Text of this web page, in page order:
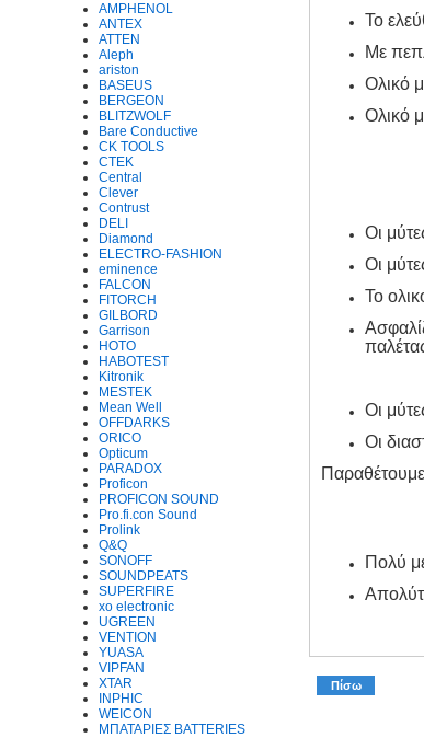
Το
Με
Ολικό
Ολικό
Οι
Οι
Το
Οι
Οι
Παραθέτουμε
Πολύ
Πίσω
AMPHENOL
ANTEX
ATTEN
Aleph
ariston
BASEUS
BERGEON
BLITZWOLF
Bare Conductive
CK TOOLS
CTEK
Central
Clever
Contrust
DELI
Diamond
ELECTRO-FASHION
eminence
FALCON
FITORCH
GILBORD
Garrison
HOTO
HABOTEST
Kitronik
MESTEK
Mean Well
OFFDARKS
ORICO
Opticum
PARADOX
Proficon
PROFICON SOUND
Pro.fi.con Sound
Prolink
Q&Q
SONOFF
SOUNDPEATS
SUPERFIRE
xo electronic
UGREEN
VENTION
YUASA
VIPFAN
XTAR
INPHIC
WEICON
ΜΠΑΤΑΡΙΕΣ BATTERIES